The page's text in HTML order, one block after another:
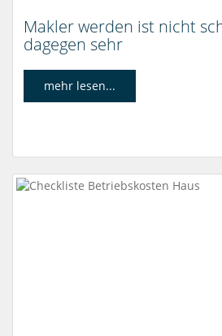
Makler werden ist nicht
dagegen sehr
mehr lesen...